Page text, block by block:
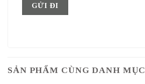
SẢN PHẨM CÙNG DANH MỤC